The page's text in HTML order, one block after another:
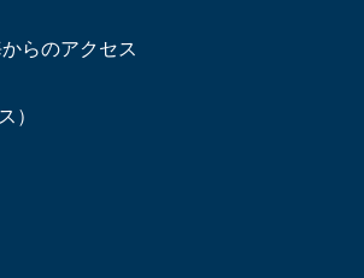
らのアクセス
）